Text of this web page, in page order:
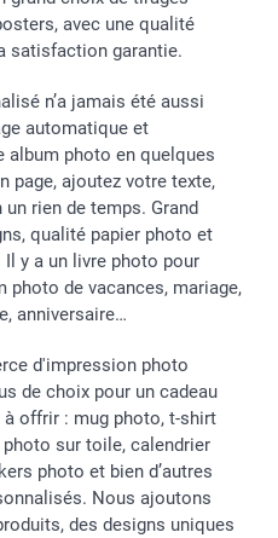
avec une qualité
satisfaction garantie.
n’a jamais été aussi
automatique et
photo en quelques
page, ajoutez votre texte,
rien de temps. Grand
qualité papier photo et
y a un livre photo pour
de vacances, mariage,
anniversaire…
d'impression photo
de choix pour un cadeau
à offrir : mug photo, t-shirt
sur toile, calendrier
photo et bien d’autres
Nous ajoutons
des designs uniques